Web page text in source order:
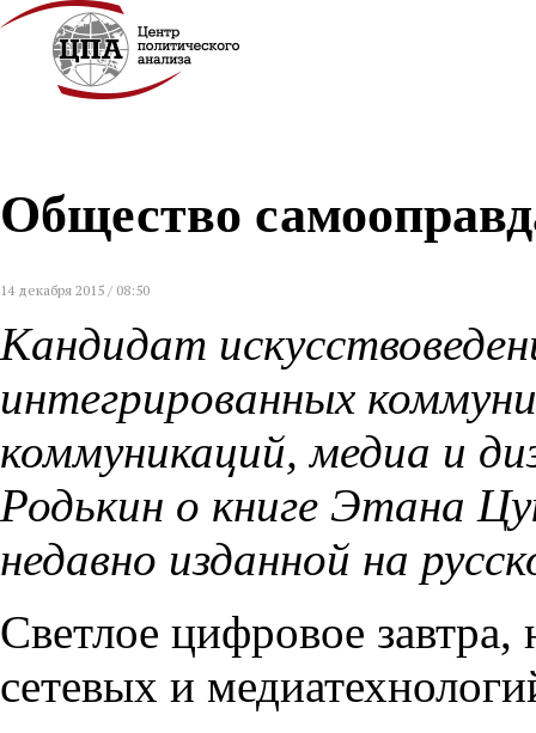
Общество
14 декабря 2015 / 08:50
Кандидат
интегрированных
коммуникаций, медиа и
Родькин о книге Этана
недавно изданной на
Светлое цифровое
сетевых и